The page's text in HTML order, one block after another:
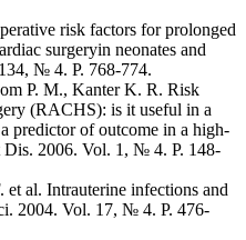
risk factors for prolonged
surgeryin neonates and
№ 4. P. 768-774.
P. M., Kanter K. R. Risk
(RACHS): is it useful in a
predictor of outcome in a high-
Dis. 2006. Vol. 1, № 4. P. 148-
al. Intrauterine infections and
2004. Vol. 17, № 4. P. 476-